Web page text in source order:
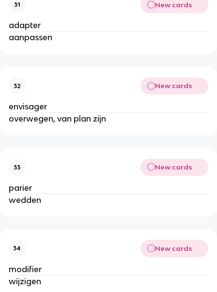
31 New cards
adapter
aanpassen
32 New cards
envisager
overwegen, van plan zijn
33 New cards
parier
wedden
34 New cards
modifier
wijzigen